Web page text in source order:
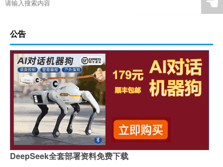
☚
公告
DeepSeek全套部署资料免费下载